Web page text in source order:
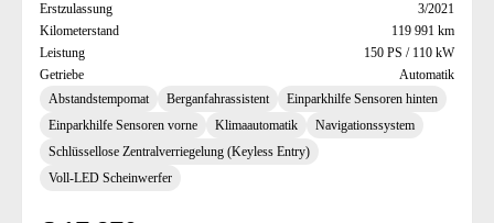
Erstzulassung
3/2021
Kilometerstand
119 991 km
Leistung
150 PS / 110 kW
Getriebe
Automatik
Abstandstempomat
Berganfahrassistent
Einparkhilfe Sensoren hinten
Einparkhilfe Sensoren vorne
Klimaautomatik
Navigationssystem
Schlüssellose Zentralverriegelung (Keyless Entry)
Voll-LED Scheinwerfer